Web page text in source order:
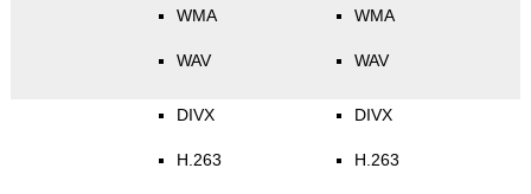
WMA
WAV
WMA
WAV
DIVX
H.263
DIVX
H.263